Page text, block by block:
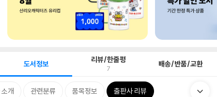
도서정보 리뷰/한줄평
7 배송/반품/교환
개 관련분류 품목정보 출판사 리뷰